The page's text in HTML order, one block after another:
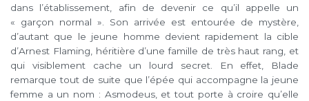
dans l’établissement, afin de devenir ce qu’il appelle un
« garçon normal ». Son arrivée est entourée de mystère,
d’autant que le jeune homme devient rapidement la cible
d’Arnest Flaming, héritière d’une famille de très haut rang, et
qui visiblement cache un lourd secret. En effet, Blade
remarque tout de suite que l’épée qui accompagne la jeune
femme a un nom : Asmodeus, et tout porte à croire qu’elle